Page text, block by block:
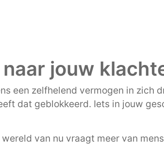
jouw
een zelfhelend vermogen in zich
dat geblokkeerd. Iets in jouw
van nu vraagt meer van